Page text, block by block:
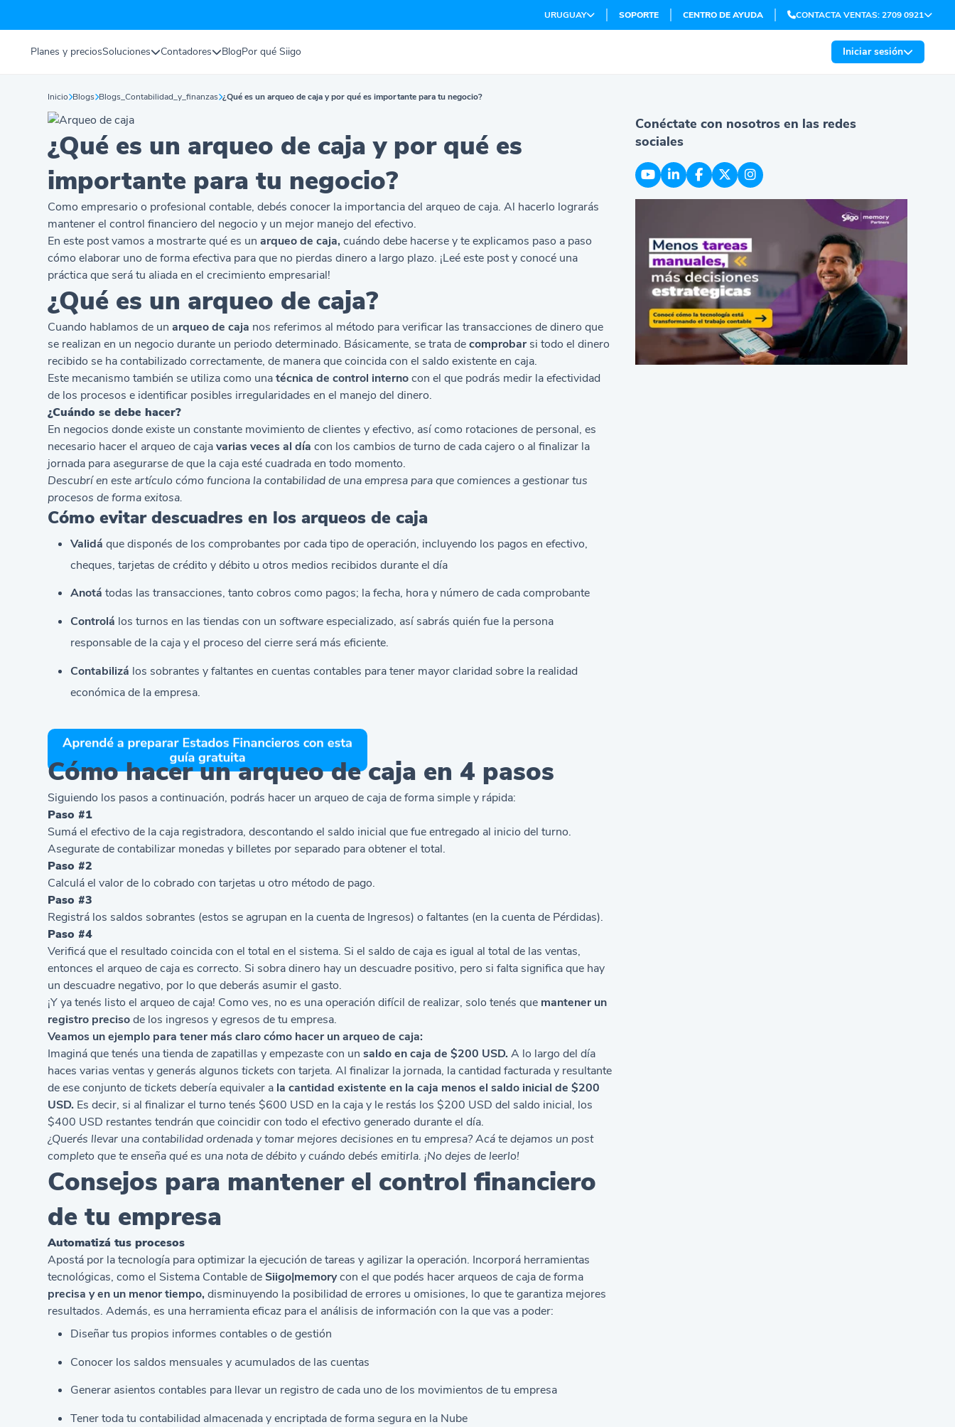
URUGUAY SOPORTE CENTRO DE AYUDA CONTACTA VENTAS: 2709 0921
Planes y preciosSoluciones Contadores BlogPor qué Siigo Iniciar sesión
Inicio Blogs Blogs_Contabilidad_y_finanzas ¿Qué es un arqueo de caja y por qué es importante para tu negocio?
¿Qué es un arqueo de caja y por qué es
importante para tu negocio?
Como empresario o profesional contable, debés conocer la importancia del arqueo de caja. Al hacerlo lograrás
mantener el control financiero del negocio y un mejor manejo del efectivo.
En este post vamos a mostrarte qué es unarqueo de caja, cuándo debe hacerse y te explicamos paso a paso
cómo elaborar uno de forma efectiva para que no pierdas dinero a largo plazo. ¡Leé este post y conocé una
práctica que será tu aliada en el crecimiento empresarial!
¿Qué es un arqueo de caja?
Cuando hablamos de unarqueo de caja nos referimos al método para verificar las transacciones de dinero que
se realizan en un negocio durante un periodo determinado. Básicamente, se trata decomprobar si todo el dinero
recibido se ha contabilizado correctamente, de manera que coincida con el saldo existente en caja.
Este mecanismo también se utiliza como unatécnica de control internocon el que podrás medir la efectividad
de los procesos e identificar posibles irregularidades en el manejo del dinero.
¿Cuándo se debe hacer?
En negocios donde existe un constante movimiento de clientes y efectivo, así como rotaciones de personal, es
necesario hacer el arqueo de cajavarias veces al día con los cambios de turno de cada cajero o al finalizar la
jornada para asegurarse de que la caja esté cuadrada en todo momento.
Descubrí en este artículocómo funciona la contabilidad de una empresapara que comiences a gestionar tus
procesos de forma exitosa.
Cómo evitar descuadres en los arqueos de caja
Validá que disponés de los comprobantes por cada tipo de operación, incluyendo los pagos en efectivo,
cheques, tarjetas de crédito y débito u otros medios recibidos durante el día
Anotá todas las transacciones, tanto cobros como pagos; la fecha, hora y número de cada comprobante
Controlá los turnos en las tiendas con unsoftwareespecializado, así sabrás quién fue la persona
responsable de la caja y el proceso del cierre será más eficiente.
Contabilizá los sobrantes y faltantes encuentas contables para tener mayor claridad sobre la realidad
económica de la empresa.
Cómo hacer un arqueo de caja en 4 pasos
Siguiendo los pasos a continuación, podrás hacer un arqueo de caja de forma simple y rápida:
Paso #1
Sumá el efectivo de la caja registradora, descontando el saldo inicial que fue entregado al inicio del turno.
Asegurate de contabilizar monedas y billetes por separado para obtener el total.
Paso #2
Calculá el valor de lo cobrado con tarjetas u otro método de pago.
Paso #3
Registrá los saldos sobrantes (estos se agrupan en la cuenta de Ingresos) o faltantes (en la cuenta de Pérdidas).
Paso #4
Verificá que el resultado coincida con el total en el sistema. Si el saldo de caja es igual al total de las ventas,
entonces el arqueo de caja es correcto. Si sobra dinero hay un descuadre positivo, pero si falta significa que hay
un descuadre negativo, por lo que deberás asumir el gasto.
¡Y ya tenés listo el arqueo de caja! Como ves, no es una operación difícil de realizar, solo tenés que mantener un
registro precisode los ingresos y egresos de tu empresa.
Veamos un ejemplo para tener más claro cómo hacer un arqueo de caja:
Imaginá que tenés una tienda de zapatillas y empezaste con unsaldo en caja de $200 USD. A lo largo del día
haces varias ventas y generás algunostickets con tarjeta. Al finalizar la jornada, la cantidad facturada y resultante
de ese conjunto detickets debería equivaler a la cantidad existente en la caja menos el saldo inicial de $200
USD. Es decir, si al finalizar el turno tenés $600 USD en la caja y le restás los $200 USD del saldo inicial, los
$400 USD restantes tendrán que coincidir con todo el efectivo generado durante el día.
¿Querés llevar una contabilidad ordenada y tomar mejores decisiones en tu empresa? Acá te dejamos un post
completo que te enseñaqué es una nota de débito y cuándo debés emitirla. ¡No dejes de leerlo!
Consejos para mantener el control financiero
de tu empresa
Automatizá tus procesos
Apostá por la tecnología para optimizar la ejecución de tareas y agilizar la operación. Incorporá herramientas
tecnológicas, como el Sistema ContabledeSiigo|memorycon el que podés hacer arqueos de caja de forma
precisa y en un menor tiempo, disminuyendo la posibilidad de errores u omisiones, lo que te garantiza mejores
resultados. Además, es una herramienta eficaz para el análisis de información con la que vas a poder:
Diseñar tus propios informes contables o de gestión
Conocer los saldos mensuales y acumulados de las cuentas
Generar asientos contables para llevar un registro de cada uno de los movimientos de tu empresa
Tener toda tu contabilidad almacenada y encriptada de forma segura en la Nube
Conéctate con nosotros en las redes
sociales